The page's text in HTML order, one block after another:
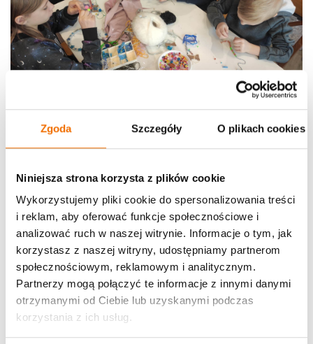
Zgoda Szczegóły O plikach cookies
Niniejsza strona korzysta z plików cookie
Wykorzystujemy pliki cookie do spersonalizowania treści
i reklam, aby oferować funkcje społecznościowe i
analizować ruch w naszej witrynie. Informacje o tym, jak
korzystasz z naszej witryny, udostępniamy partnerom
społecznościowym, reklamowym i analitycznym.
Partnerzy mogą połączyć te informacje z innymi danymi
otrzymanymi od Ciebie lub uzyskanymi podczas
korzystania z ich usług.